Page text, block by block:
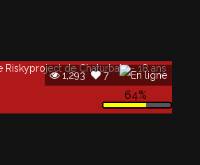
1,293 7
64%